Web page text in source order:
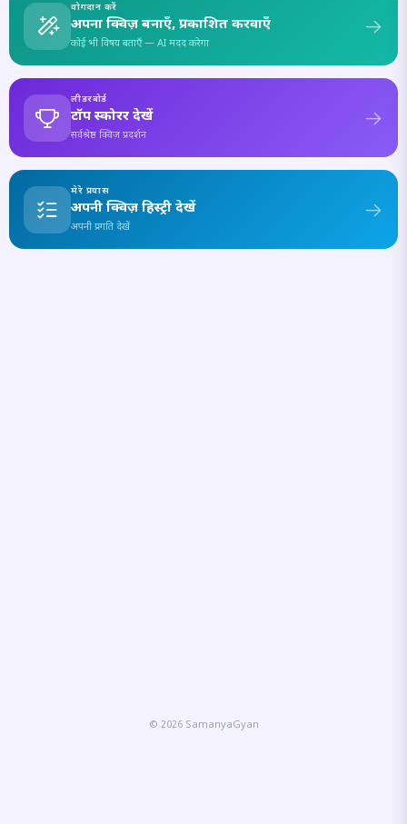
योगदान करें
अपना क्विज़ बनाएँ, प्रकाशित करवाएँ
कोई भी विषय बताएँ — AI मदद करेगा
लीडरबोर्ड
टॉप स्कोरर देखें
सर्वश्रेष्ठ क्विज़ प्रदर्शन
मेरे प्रयास
अपनी क्विज़ हिस्ट्री देखें
अपनी प्रगति देखें
© 2026 SamanyaGyan